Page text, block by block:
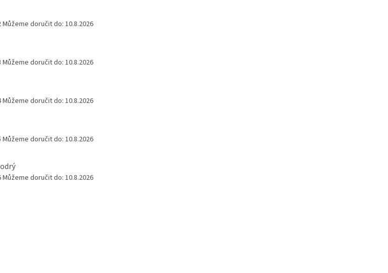
Můžeme doručit do: 10.8.2026
Můžeme doručit do: 10.8.2026
Můžeme doručit do: 10.8.2026
Můžeme doručit do: 10.8.2026
Můžeme doručit do: 10.8.2026